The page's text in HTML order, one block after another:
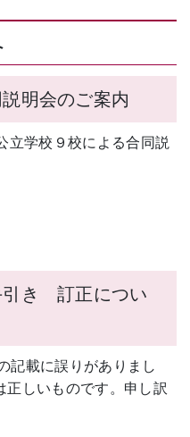
明会のご案内
立学校９校による合同説
き 訂正につい
記載に誤りがありまし
正しいものです。申し訳